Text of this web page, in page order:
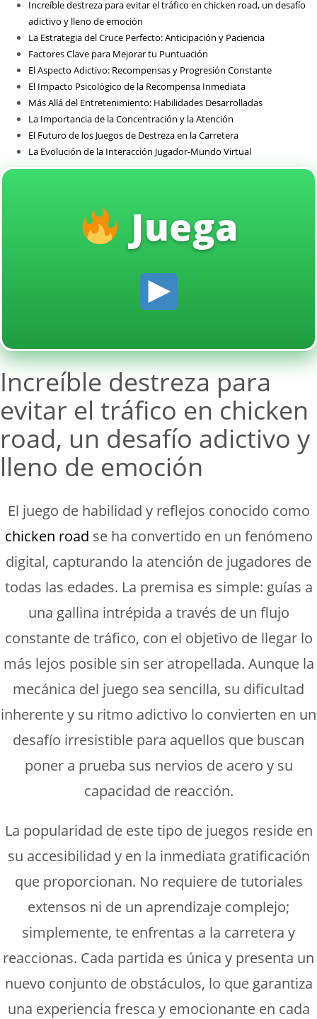
Sin categoría
Increíble destreza para evitar el tráfico en chicken road, un desafío
adictivo y lleno de emoción
La Estrategia del Cruce Perfecto: Anticipación y Paciencia
Factores Clave para Mejorar tu Puntuación
El Aspecto Adictivo: Recompensas y Progresión Constante
El Impacto Psicológico de la Recompensa Inmediata
Más Allá del Entretenimiento: Habilidades Desarrolladas
La Importancia de la Concentración y la Atención
El Futuro de los Juegos de Destreza en la Carretera
La Evolución de la Interacción Jugador-Mundo Virtual
Juega
Increíble destreza para
evitar el tráfico en chicken
road, un desafío adictivo y
lleno de emoción
El juego de habilidad y reflejos conocido como
chicken road se ha convertido en un fenómeno
digital, capturando la atención de jugadores de
todas las edades. La premisa es simple: guías a
una gallina intrépida a través de un flujo
constante de tráfico, con el objetivo de llegar lo
más lejos posible sin ser atropellada. Aunque la
mecánica del juego sea sencilla, su dificultad
inherente y su ritmo adictivo lo convierten en un
desafío irresistible para aquellos que buscan
poner a prueba sus nervios de acero y su
capacidad de reacción.
La popularidad de este tipo de juegos reside en
su accesibilidad y en la inmediata gratificación
que proporcionan. No requiere de tutoriales
extensos ni de un aprendizaje complejo;
simplemente, te enfrentas a la carretera y
reaccionas. Cada partida es única y presenta un
nuevo conjunto de obstáculos, lo que garantiza
una experiencia fresca y emocionante en cada